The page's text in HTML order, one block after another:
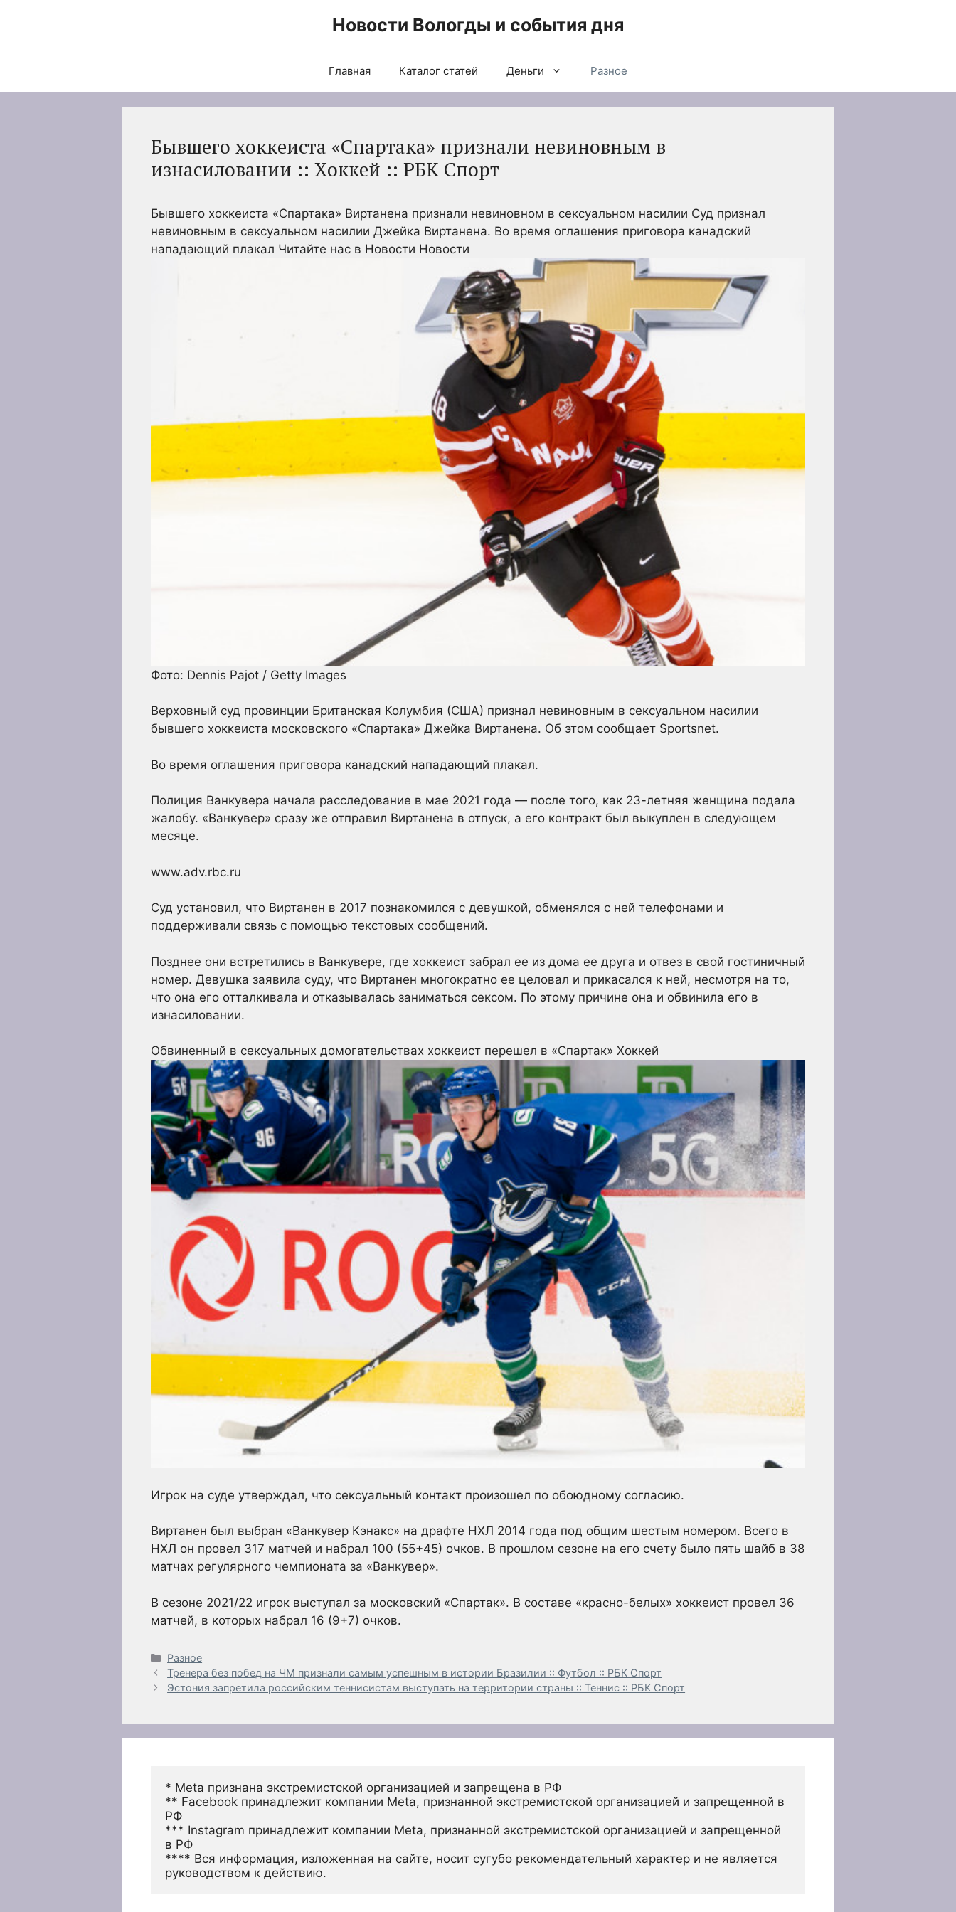
Новости Вологды и события дня
Главная Каталог статей Деньги Разное
Бывшего хоккеиста «Спартака» признали невиновным в
изнасиловании :: Хоккей :: РБК Спорт
Бывшего хоккеиста «Спартака» Виртанена признали невиновном в сексуальном насилии Суд признал
невиновным в сексуальном насилии Джейка Виртанена. Во время оглашения приговора канадский
нападающий плакал Читайте нас в Новости Новости
Фото: Dennis Pajot / Getty Images
Верховный суд провинции Британская Колумбия (США) признал невиновным в сексуальном насилии
бывшего хоккеиста московского «Спартака» Джейка Виртанена. Об этом сообщает Sportsnet.
Во время оглашения приговора канадский нападающий плакал.
Полиция Ванкувера начала расследование в мае 2021 года — после того, как 23-летняя женщина подала
жалобу. «Ванкувер» сразу же отправил Виртанена в отпуск, а его контракт был выкуплен в следующем
месяце.
www.adv.rbc.ru
Суд установил, что Виртанен в 2017 познакомился с девушкой, обменялся с ней телефонами и
поддерживали связь с помощью текстовых сообщений.
Позднее они встретились в Ванкувере, где хоккеист забрал ее из дома ее друга и отвез в свой гостиничный
номер. Девушка заявила суду, что Виртанен многократно ее целовал и прикасался к ней, несмотря на то,
что она его отталкивала и отказывалась заниматься сексом. По этому причине она и обвинила его в
изнасиловании.
Обвиненный в сексуальных домогательствах хоккеист перешел в «Спартак» Хоккей
Игрок на суде утверждал, что сексуальный контакт произошел по обоюдному согласию.
Виртанен был выбран «Ванкувер Кэнакс» на драфте НХЛ 2014 года под общим шестым номером. Всего в
НХЛ он провел 317 матчей и набрал 100 (55+45) очков. В прошлом сезоне на его счету было пять шайб в 38
матчах регулярного чемпионата за «Ванкувер».
В сезоне 2021/22 игрок выступал за московский «Спартак». В составе «красно-белых» хоккеист провел 36
матчей, в которых набрал 16 (9+7) очков.
Рубрики
Разное
Тренера без побед на ЧМ признали самым успешным в истории Бразилии :: Футбол :: РБК Спорт
Эстония запретила российским теннисистам выступать на территории страны :: Теннис :: РБК Спорт
* Meta признана экстремистской организацией и запрещена в РФ
** Facebook принадлежит компании Meta, признанной экстремистской организацией и запрещенной в
РФ
*** Instagram принадлежит компании Meta, признанной экстремистской организацией и запрещенной
в РФ
**** Вся информация, изложенная на сайте, носит сугубо рекомендательный характер и не является
руководством к действию.